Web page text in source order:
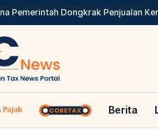
Dongkrak Penjualan
Berita